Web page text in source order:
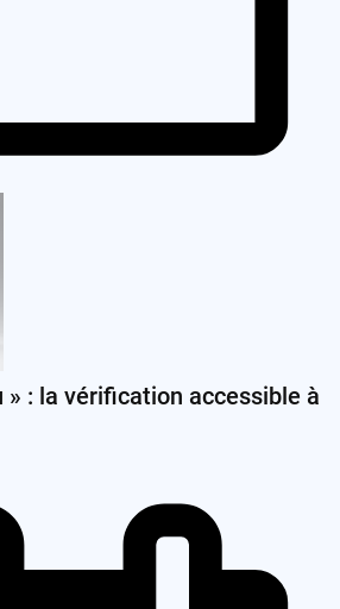
» : la vérification accessible à